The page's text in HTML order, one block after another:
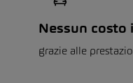
Nessun costo
grazie alle